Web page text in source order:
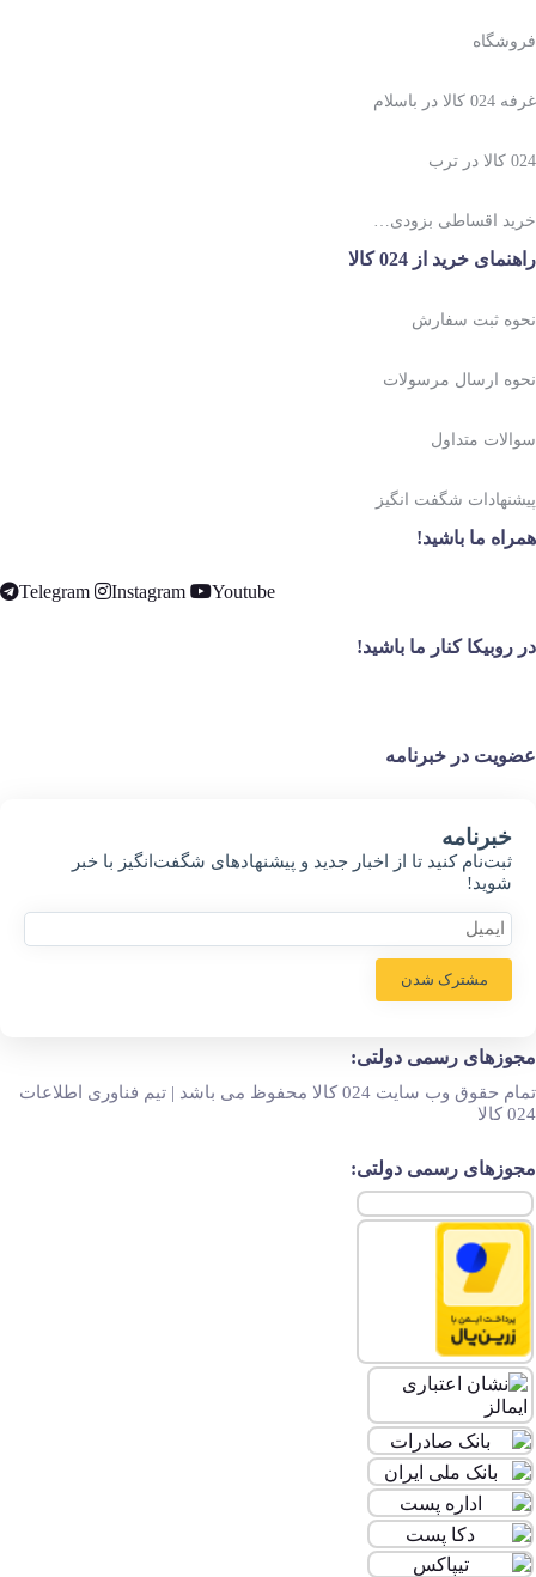
فروشگاه
غرفه 024 کالا در باسلام
024 کالا در ترب
خرید اقساطی بزودی…
راهنمای خرید از 024 کالا
نحوه ثبت سفارش
نحوه ارسال مرسولات
سوالات متداول
پیشنهادات شگفت انگیز
همراه ما باشید!
Youtube
Instagram
Telegram
در روبیکا کنار ما باشید!
عضویت در خبرنامه
خبر‌نامه
ثبت‌نام کنید تا از اخبار جدید و پیشنهاد‌های شگفت‌انگیز با خبر
شوید!
مشترک شدن
مجوزهای رسمی دولتی:
تمام حقوق وب سایت 024 کالا محفوظ می باشد | تیم فناوری اطلاعات
024 کالا
مجوزهای رسمی دولتی: